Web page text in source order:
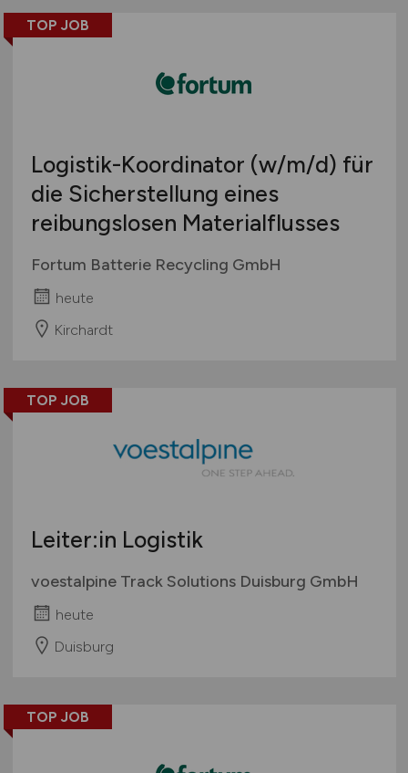
TOP JOB
Logistik-Koordinator (w/m/d) für
die Sicherstellung eines
reibungslosen Materialflusses
Fortum Batterie Recycling GmbH
heute
Kirchardt
TOP JOB
Leiter:in Logistik
voestalpine Track Solutions Duisburg GmbH
heute
Duisburg
TOP JOB